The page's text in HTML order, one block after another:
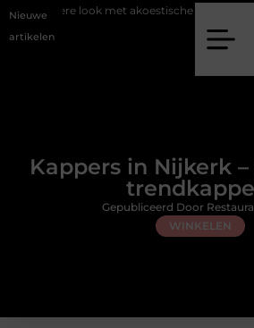
Nieuwe
artikelen
met akoestische panelen Aziatisch
Kappers in Nijkerk
WINKELEN
Gepubliceerd Door